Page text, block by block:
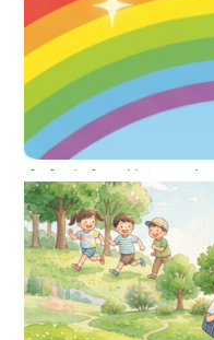
ス】
ああるまつりかレイ